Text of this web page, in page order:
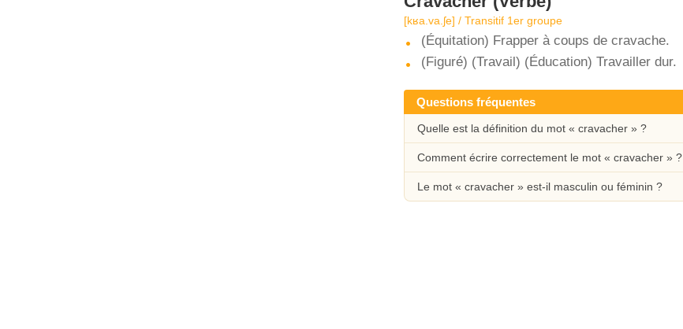
[kʁa.va.ʃe] / Transitif 1er groupe
(Équitation) Frapper à coups de cravache.
(Figuré) (Travail) (Éducation) Travailler dur.
Questions fréquentes
Quelle est la définition du mot « cravacher » ?
Comment écrire correctement le mot « cravacher » ?
Le mot « cravacher » est-il masculin ou féminin ?